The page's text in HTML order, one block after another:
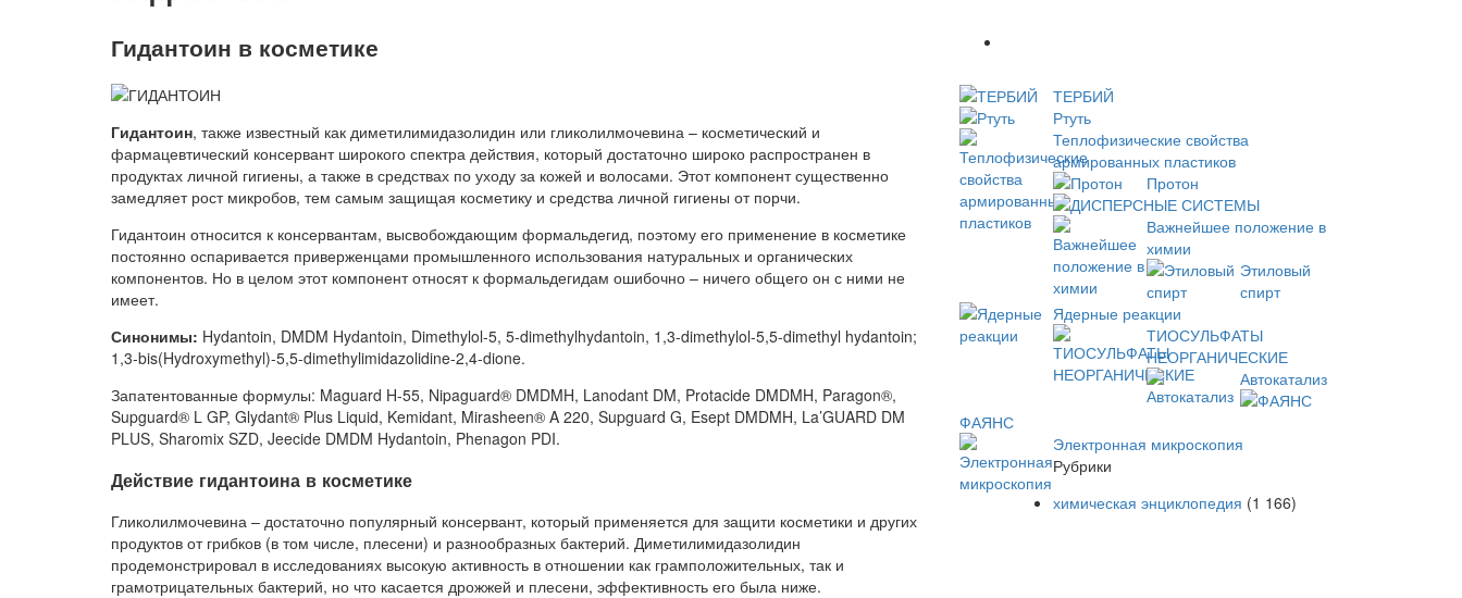
Гидантоин в косметике
Гидантоин, также известный как диметилимидазолидин или гликолилмочевина – косметический и
фармацевтический консервант широкого спектра действия, который достаточно широко распространен в
продуктах личной гигиены, а также в средствах по уходу за кожей и волосами. Этот компонент существенно
замедляет рост микробов, тем самым защищая косметику и средства личной гигиены от порчи.
Гидантоин относится к консервантам, высвобождающим формальдегид, поэтому его применение в косметике
постоянно оспаривается приверженцами промышленного использования натуральных и органических
компонентов. Но в целом этот компонент относят к формальдегидам ошибочно – ничего общего он с ними не
имеет.
Синонимы: Hydantoin, DMDM Hydantoin, Dimethylol-5, 5-dimethylhydantoin, 1,3-dimethylol-5,5-dimethyl hydantoin;
1,3-bis(Hydroxymethyl)-5,5-dimethylimidazolidine-2,4-dione.
Запатентованные формулы: Maguard H-55, Nipaguard® DMDMH, Lanodant DM, Protacide DMDMH, Paragon®,
Supguard® L GP, Glydant® Plus Liquid, Kemidant, Mirasheen® A 220, Supguard G, Esept DMDMH, La’GUARD DM
PLUS, Sharomix SZD, Jeecide DMDM Hydantoin, Phenagon PDI.
Действие гидантоина в косметике
Гликолилмочевина – достаточно популярный консервант, который применяется для защити косметики и других
продуктов от грибков (в том числе, плесени) и разнообразных бактерий. Диметилимидазолидин
продемонстрировал в исследованиях высокую активность в отношении как грамположительных, так и
грамотрицательных бактерий, но что касается дрожжей и плесени, эффективность его была ниже.
ТЕРБИЙ
Ртуть
Теплофизические свойства
армированных пластиков
Протон
ДИСПЕРСНЫЕ СИСТЕМЫ
Важнейшее положение в
химии
Этиловый
спирт
Ядерные реакции
ТИОСУЛЬФАТЫ
НЕОРГАНИЧЕСКИЕ
Автокатализ
ФАЯНС
Электронная микроскопия
Рубрики
химическая энциклопедия (1 166)